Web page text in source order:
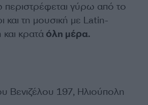
γύρω από το
και τη μουσική με Latin-
κρατά όλη μέρα.
Βενιζέλου 197, Ηλιούπολη